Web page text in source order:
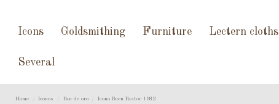
Icons Goldsmithing Furniture Lectern cloths
Several
Home Iconos Pan de oro Icono Buen Pastor 1982